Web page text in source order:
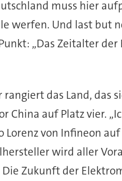
muss hier
werfen. Und last but
„Das Zeitalter
das Land, das
China auf Platz vier.
von Infineon
wird aller
Die Zukunft der